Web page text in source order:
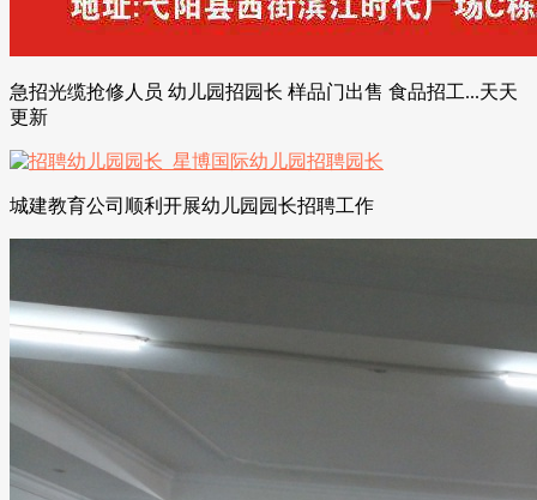
急招光缆抢修人员 幼儿园招园长 样品门出售 食品招工...天天
更新
城建教育公司顺利开展幼儿园园长招聘工作